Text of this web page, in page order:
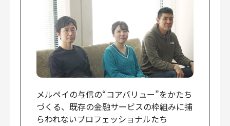
メルペイの与信の“コアバリュー”をかたち
づくる、既存の金融サービスの枠組みに捕
らわれないプロフェッショナルたち